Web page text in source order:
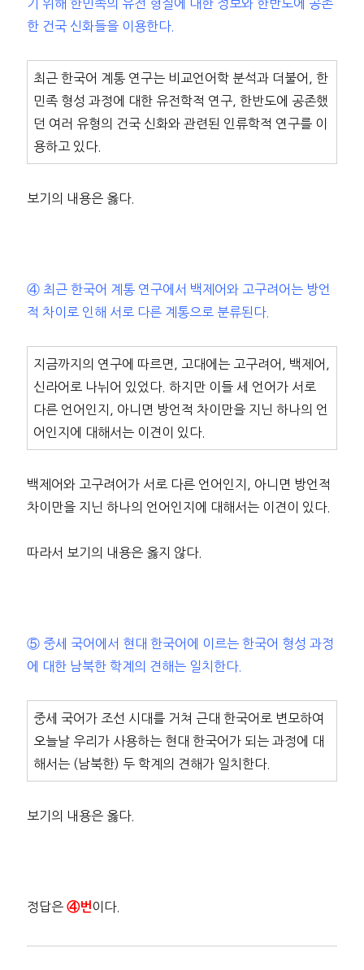
기 위해 한민족의 유전 형질에 대한 정보와 한반도에 공존
한 건국 신화들을 이용한다.
최근 한국어 계통 연구는 비교언어학 분석과 더불어, 한
민족 형성 과정에 대한 유전학적 연구, 한반도에 공존했
던 여러 유형의 건국 신화와 관련된 인류학적 연구를 이
용하고 있다.
보기의 내용은 옳다.
④ 최근 한국어 계통 연구에서 백제어와 고구려어는 방언
적 차이로 인해 서로 다른 계통으로 분류된다.
지금까지의 연구에 따르면, 고대에는 고구려어, 백제어,
신라어로 나뉘어 있었다. 하지만 이들 세 언어가 서로
다른 언어인지, 아니면 방언적 차이만을 지닌 하나의 언
어인지에 대해서는 이견이 있다.
백제어와 고구려어가 서로 다른 언어인지, 아니면 방언적
차이만을 지닌 하나의 언어인지에 대해서는 이견이 있다.
따라서 보기의 내용은 옳지 않다.
⑤ 중세 국어에서 현대 한국어에 이르는 한국어 형성 과정
에 대한 남북한 학계의 견해는 일치한다.
중세 국어가 조선 시대를 거쳐 근대 한국어로 변모하여
오늘날 우리가 사용하는 현대 한국어가 되는 과정에 대
해서는 (남북한) 두 학계의 견해가 일치한다.
보기의 내용은 옳다.
정답은④번 이다.